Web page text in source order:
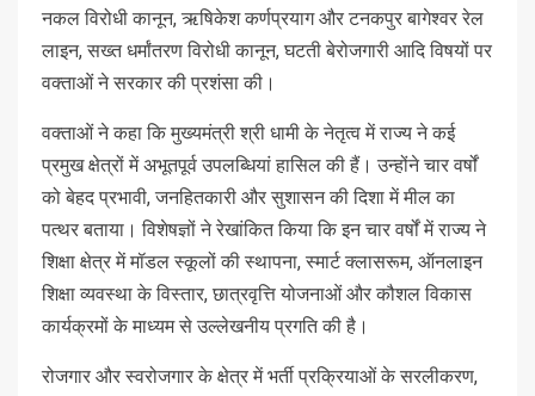
नकल विरोधी कानून, ऋषिकेश कर्णप्रयाग और टनकपुर बागेश्वर रेल
लाइन, सख्त धर्मांतरण विरोधी कानून, घटती बेरोजगारी आदि विषयों पर
वक्ताओं ने सरकार की प्रशंसा की।
वक्ताओं ने कहा कि मुख्यमंत्री श्री धामी के नेतृत्व में राज्य ने कई
प्रमुख क्षेत्रों में अभूतपूर्व उपलब्धियां हासिल की हैं। उन्होंने चार वर्षों
को बेहद प्रभावी, जनहितकारी और सुशासन की दिशा में मील का
पत्थर बताया। विशेषज्ञों ने रेखांकित किया कि इन चार वर्षों में राज्य ने
शिक्षा क्षेत्र में मॉडल स्कूलों की स्थापना, स्मार्ट क्लासरूम, ऑनलाइन
शिक्षा व्यवस्था के विस्तार, छात्रवृत्ति योजनाओं और कौशल विकास
कार्यक्रमों के माध्यम से उल्लेखनीय प्रगति की है।
रोजगार और स्वरोजगार के क्षेत्र में भर्ती प्रक्रियाओं के सरलीकरण,